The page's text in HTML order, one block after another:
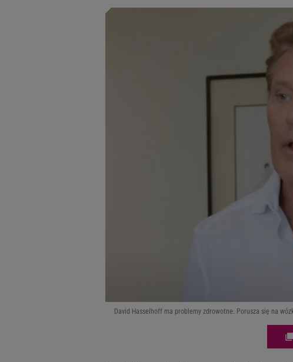
David Hasselhoff ma problemy zdrowotne. Porusza się na
Przechowywanie informacji na
badnie odbiorców i ulepszanie